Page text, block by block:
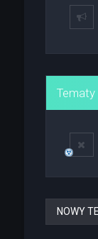
Tematy
NOWY